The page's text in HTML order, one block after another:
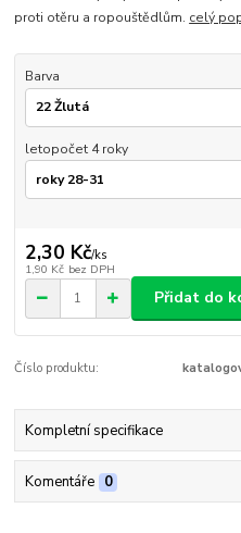
proti otěru a ropouštědlům. celý
Barva
letopočet 4 roky
2,30 Kč/ks
1,90 Kč bez DPH
Přidat do
Číslo produktu:
Kompletní specifikace
Komentáře 0